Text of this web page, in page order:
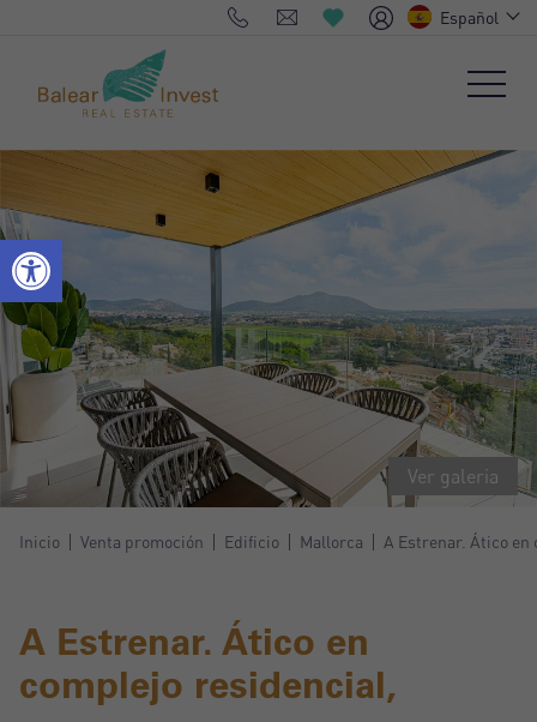
Español
Ver galeria
Inicio Venta promoción Edificio Mallorca A Estrenar. Ático
A Estrenar. Ático en
complejo residencial,